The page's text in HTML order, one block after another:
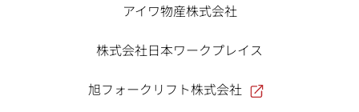
アイワ物産株式会社
株式会社日本ワークプレイス
旭フォークリフト株式会社